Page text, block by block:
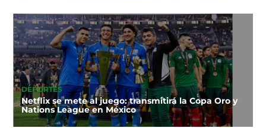
DEPORTES
Netflix se mete al juego: transmitirá la Copa Oro y
Nations League en México